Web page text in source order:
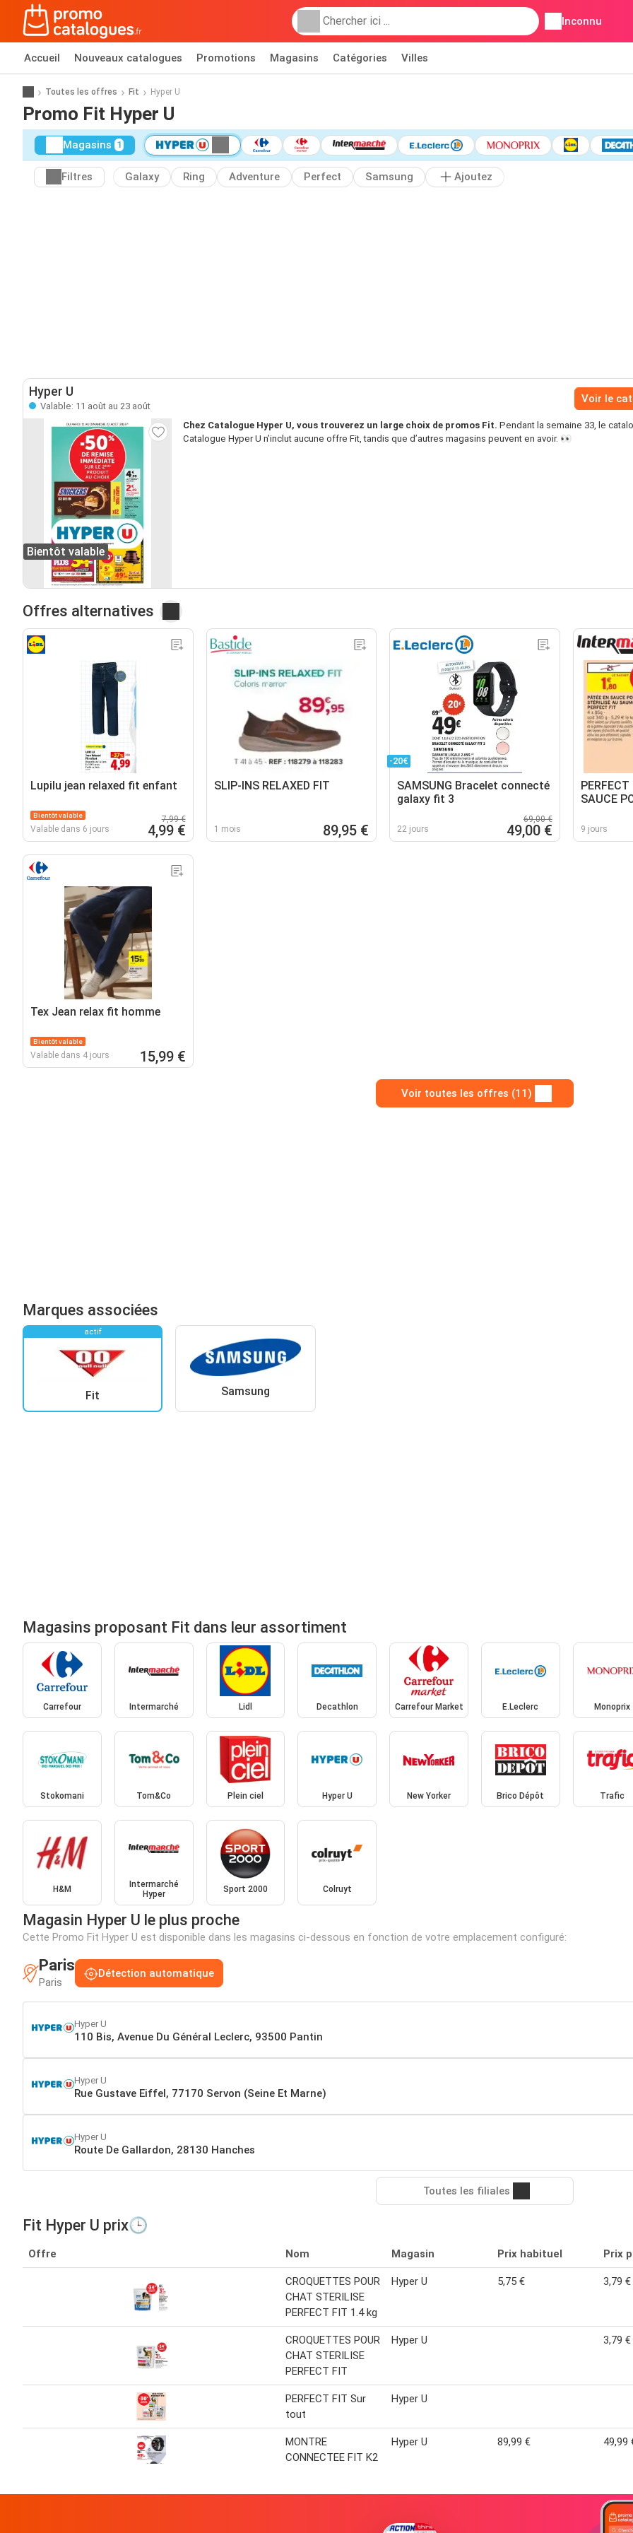
Inconnu
Accueil Nouveaux catalogues Promotions Magasins Catégories Villes
Toutes les offres Fit Hyper U
Promo Fit Hyper U
Magasins 1
Filtres Galaxy Ring Adventure Perfect Samsung Ajoutez
Hyper U
Valable: 11 août au 23 août
Voir le
Bientôt valable
Chez Catalogue Hyper U, vous trouverez un large choix de promos Fit. Pendant la semaine 33, le
Catalogue Hyper U n’inclut aucune offre Fit, tandis que d’autres magasins peuvent en avoir. 👀
Offres alternatives
Lupilu jean relaxed fit enfant
Bientôt valable
Valable dans 6 jours
7,99 €
4,99 €
SLIP-INS RELAXED FIT
1 mois 89,95 €
-20€
SAMSUNG Bracelet connecté
galaxy fit 3
22 jours
69,00 €
49,00 €
PERFECT
SAUCE
9 jours
Tex Jean relax fit homme
Bientôt valable
Valable dans 4 jours 15,99 €
Voir toutes les offres (11)
Marques associées
actif
Fit Samsung
Magasins proposant Fit dans leur assortiment
Carrefour Intermarché Lidl Decathlon Carrefour Market E.Leclerc Monoprix
Stokomani Tom&Co Plein ciel Hyper U New Yorker Brico Dépôt Trafic
H&M
Intermarché
Hyper
Sport 2000 Colruyt
Magasin Hyper U le plus proche
Cette Promo Fit Hyper U est disponible dans les magasins ci-dessous en fonction de votre emplacement configuré:
Paris
Paris
Détection automatique
Hyper U
110 Bis, Avenue Du Général Leclerc, 93500 Pantin
Hyper U
Rue Gustave Eiffel, 77170 Servon (Seine Et Marne)
Hyper U
Route De Gallardon, 28130 Hanches
Toutes les filiales
Fit Hyper U prix🕒
Offre Nom Magasin Prix habituel Prix
CROQUETTES POUR
CHAT STERILISE
PERFECT FIT 1.4 kg
Hyper U 5,75 € 3,79 €
CROQUETTES POUR
CHAT STERILISE
PERFECT FIT
Hyper U 3,79 €
PERFECT FIT Sur
tout
Hyper U
MONTRE
CONNECTEE FIT K2
Hyper U 89,99 € 49,99